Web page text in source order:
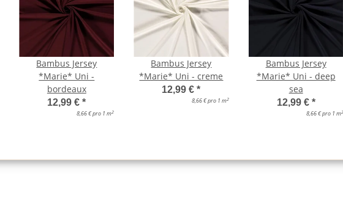
Bambus Jersey
*Marie* Uni -
bordeaux
12,99 €*
8,66 € pro 1 m2
Bambus Jersey
*Marie* Uni - creme
12,99 €*
8,66 € pro 1 m2
Bambus Jersey
*Marie* Uni - deep
sea
12,99 € *
8,66 € pro 1 m2